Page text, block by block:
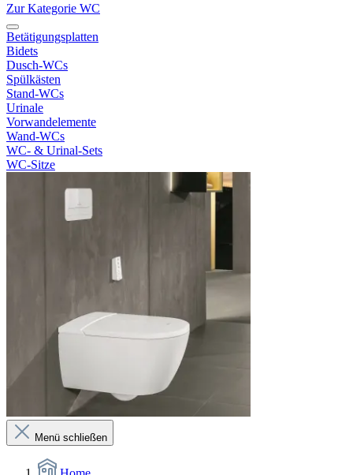
Zur Kategorie WC
Betätigungsplatten
Bidets
Dusch-WCs
Spülkästen
Stand-WCs
Urinale
Vorwandelemente
Wand-WCs
WC- & Urinal-Sets
WC-Sitze
Menü schließen